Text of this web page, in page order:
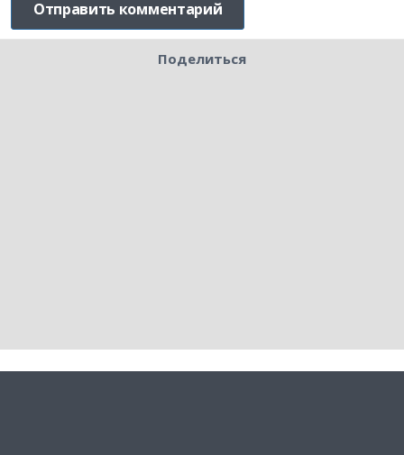
Поделиться